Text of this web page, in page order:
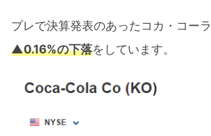
プレで決算発表のあったコカ・コー
▲0.16%の下落をしています。